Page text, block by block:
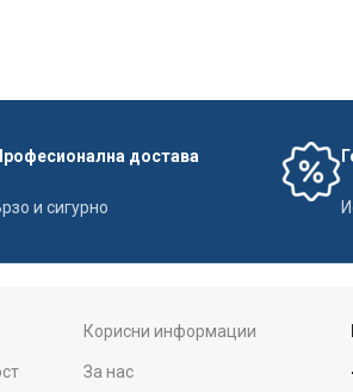
достава
и сигурно
Корисни информации
За нас